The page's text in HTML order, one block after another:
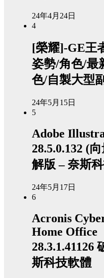
24年4月24日
4
[榮耀]-GE王
姿勢/角色/最
色/自製大型
24年5月15日
5
Adobe
28.5.0.132 (
解版 – 奈斯
24年5月17日
6
Acronis
Home Office
28.3.1.41126
斯科技軟體